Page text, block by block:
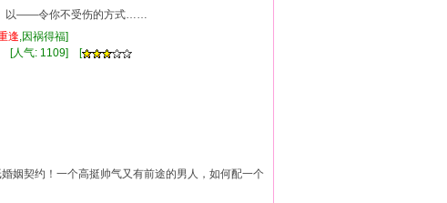
以——令你不受伤的方式……
逢,因祸得福]
[人气: 1109] [
契约！一个高挺帅气又有前途的男人，如何配一个